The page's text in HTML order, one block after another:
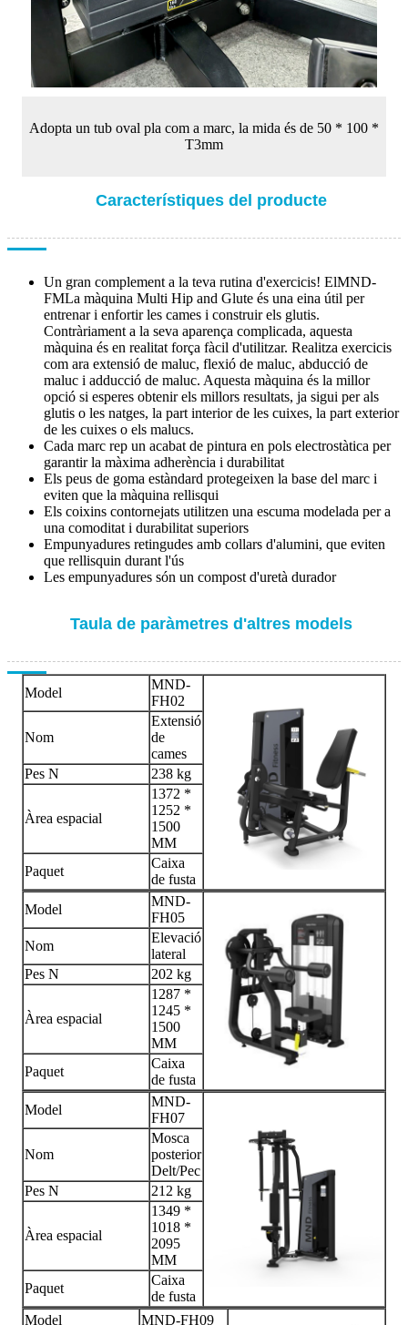
Adopta un tub oval pla com a marc, la mida és de 50 * 100 *
T3mm
Característiques del producte
Un gran complement a la teva rutina d'exercicis! ElMND-
FMLa màquina Multi Hip and Glute és una eina útil per
entrenar i enfortir les cames i construir els glutis.
Contràriament a la seva aparença complicada, aquesta
màquina és en realitat força fàcil d'utilitzar. Realitza exercicis
com ara extensió de maluc, flexió de maluc, abducció de
maluc i adducció de maluc. Aquesta màquina és la millor
opció si esperes obtenir els millors resultats, ja sigui per als
glutis o les natges, la part interior de les cuixes, la part exterior
de les cuixes o els malucs.
Cada marc rep un acabat de pintura en pols electrostàtica per
garantir la màxima adherència i durabilitat
Els peus de goma estàndard protegeixen la base del marc i
eviten que la màquina rellisqui
Els coixins contornejats utilitzen una escuma modelada per a
una comoditat i durabilitat superiors
Empunyadures retingudes amb collars d'alumini, que eviten
que rellisquin durant l'ús
Les empunyadures són un compost d'uretà durador
Taula de paràmetres d'altres models
Model
MND-
FH02
Nom
Extensió
de
cames
Pes N
238 kg
Àrea espacial
1372 *
1252 *
1500
MM
Paquet
Caixa
de fusta
Model
MND-
FH05
Nom
Elevació
lateral
Pes N
202 kg
Àrea espacial
1287 *
1245 *
1500
MM
Paquet
Caixa
de fusta
Model
MND-
FH07
Nom
Mosca
posterior
Delt/Pec
Pes N
212 kg
Àrea espacial
1349 *
1018 *
2095
MM
Paquet
Caixa
de fusta
Model
MND-FH09